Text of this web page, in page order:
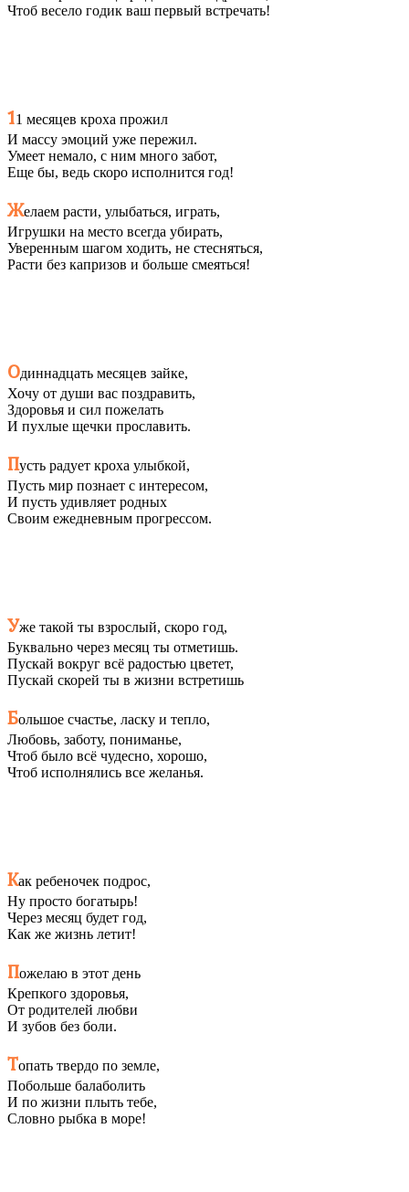
Чтоб весело годик ваш первый встречать!
11 месяцев кроха прожил
И массу эмоций уже пережил.
Умеет немало, с ним много забот,
Еще бы, ведь скоро исполнится год!
Желаем расти, улыбаться, играть,
Игрушки на место всегда убирать,
Уверенным шагом ходить, не стесняться,
Расти без капризов и больше смеяться!
Одиннадцать месяцев зайке,
Хочу от души вас поздравить,
Здоровья и сил пожелать
И пухлые щечки прославить.
Пусть радует кроха улыбкой,
Пусть мир познает с интересом,
И пусть удивляет родных
Своим ежедневным прогрессом.
Уже такой ты взрослый, скоро год,
Буквально через месяц ты отметишь.
Пускай вокруг всё радостью цветет,
Пускай скорей ты в жизни встретишь
Большое счастье, ласку и тепло,
Любовь, заботу, пониманье,
Чтоб было всё чудесно, хорошо,
Чтоб исполнялись все желанья.
Как ребеночек подрос,
Ну просто богатырь!
Через месяц будет год,
Как же жизнь летит!
Пожелаю в этот день
Крепкого здоровья,
От родителей любви
И зубов без боли.
Топать твердо по земле,
Побольше балаболить
И по жизни плыть тебе,
Словно рыбка в море!